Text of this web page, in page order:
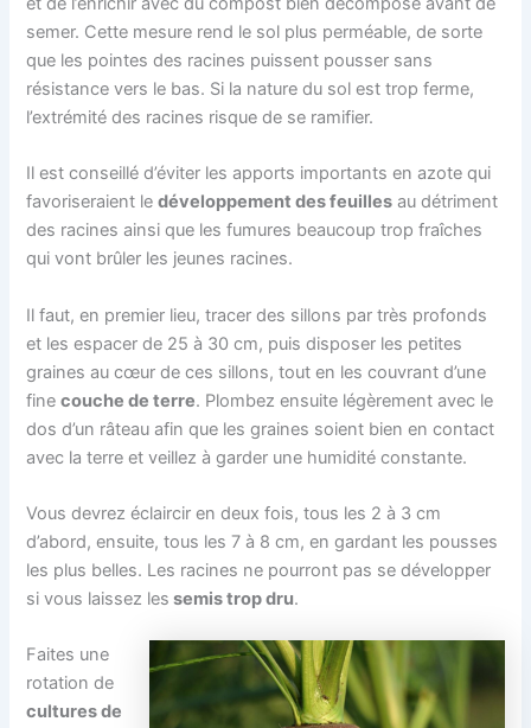
semer. Cette mesure rend le sol plus perméable, de sorte
que les pointes des racines puissent pousser sans
résistance vers le bas. Si la nature du sol est trop ferme,
l’extrémité des racines risque de se ramifier.
Il est conseillé d’éviter les apports importants en azote qui
favoriseraient ledéveloppement des feuilles au détriment
des racines ainsi que les fumures beaucoup trop fraîches
qui vont brûler les jeunes racines.
Il faut, en premier lieu, tracer des sillons par très profonds
et les espacer de 25 à 30 cm, puis disposer les petites
graines au cœur de ces sillons, tout en les couvrant d’une
finecouche de terre. Plombez ensuite légèrement avec le
dos d’un râteau afin que les graines soient bien en contact
avec la terre et veillez à garder une humidité constante.
Vous devrez éclaircir en deux fois, tous les 2 à 3 cm
d’abord, ensuite, tous les 7 à 8 cm, en gardant les pousses
les plus belles. Les racines ne pourront pas se développer
si vous laissez les semis trop dru.
Faites une
rotation de
cultures de